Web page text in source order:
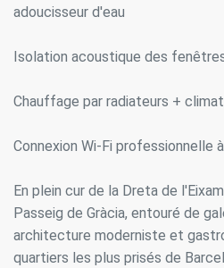
adoucisseur d'eau
Isolation acoustique des
Chauffage par radiateurs +
Connexion Wi-Fi professionnelle
En plein cur de la Dreta de
Passeig de Gràcia, entouré de
architecture moderniste et
quartiers les plus prisés de